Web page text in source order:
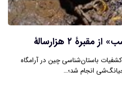
۲ هزارسالۀ
کشفیات باستان‌شناسی چین در آرامگاه
انجام شد؛…